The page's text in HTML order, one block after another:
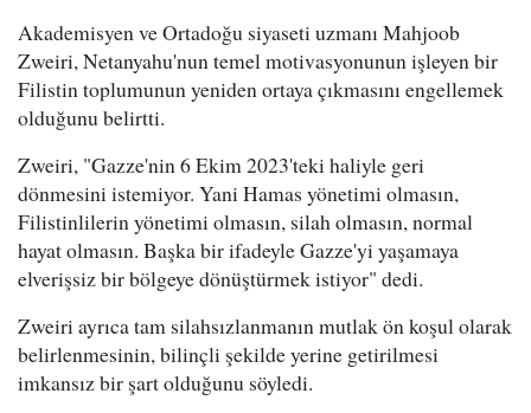
Akademisyen ve Ortadoğu siyaseti uzmanı Mahjoob
Zweiri, Netanyahu'nun temel motivasyonunun işleyen bir
Filistin toplumunun yeniden ortaya çıkmasını engellemek
olduğunu belirtti.
Zweiri, "Gazze'nin 6 Ekim 2023'teki haliyle geri
dönmesini istemiyor. Yani Hamas yönetimi olmasın,
Filistinlilerin yönetimi olmasın, silah olmasın, normal
hayat olmasın. Başka bir ifadeyle Gazze'yi yaşamaya
elverişsiz bir bölgeye dönüştürmek istiyor" dedi.
Zweiri ayrıca tam silahsızlanmanın mutlak ön koşul olarak
belirlenmesinin, bilinçli şekilde yerine getirilmesi
imkansız bir şart olduğunu söyledi.